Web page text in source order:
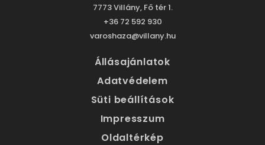
7773 Villány, Fő tér 1.
+36 72 592 930
varoshaza@villany.hu
Állásajánlatok
Adatvédelem
Süti beállítások
Impresszum
Oldaltérkép